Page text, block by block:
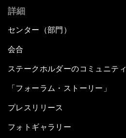
詳細
センター（部門）
会合
ステークホルダーのコミュニティ
「フォーラム・ストーリー」
プレスリリース
フォトギャラリー